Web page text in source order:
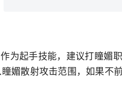
为起手技能，建议打瞳媚
媚散射攻击范围，如果不